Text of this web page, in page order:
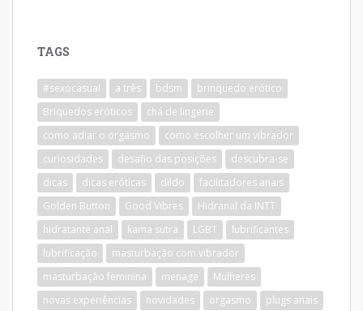
TAGS
#sexocasual a três bdsm
brinquedo erótico
Briquedos eróticos
chá de lingerie
como adiar o orgasmo
como escolher um vibrador
curiosidades
desafio das posições
descubra-se
dicas
dicas eróticas dildo
facilitadores anais
Golden Button
Good Vibres
Hidranal da INTT
hidratante anal
kama sutra LGBT
lubrificantes
lubrificação
masturbação com vibrador
masturbação feminina
menage
Mulheres
novas experiências
novidades orgasmo
plugs anais